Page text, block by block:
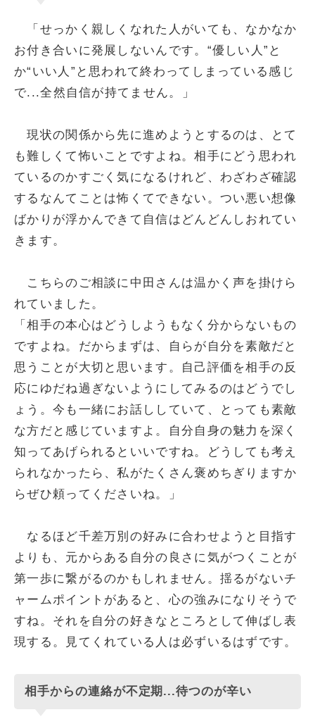
「せっかく親しくなれた人がいても、なかなか
お付き合いに発展しないんです。“優しい人”と
か“いい人”と思われて終わってしまっている感じ
で...全然自信が持てません。」
現状の関係から先に進めようとするのは、とて
も難しくて怖いことですよね。相手にどう思われ
ているのかすごく気になるけれど、わざわざ確認
するなんてことは怖くてできない。つい悪い想像
ばかりが浮かんできて自信はどんどんしおれてい
きます。
こちらのご相談に中田さんは温かく声を掛けら
れていました。
「相手の本心はどうしようもなく分からないもの
ですよね。だからまずは、自らが自分を素敵だと
思うことが大切と思います。自己評価を相手の反
応にゆだね過ぎないようにしてみるのはどうでし
ょう。今も一緒にお話ししていて、とっても素敵
な方だと感じていますよ。自分自身の魅力を深く
知ってあげられるといいですね。どうしても考え
られなかったら、私がたくさん褒めちぎりますか
らぜひ頼ってくださいね。」
なるほど千差万別の好みに合わせようと目指す
よりも、元からある自分の良さに気がつくことが
第一歩に繋がるのかもしれません。揺るがないチ
ャームポイントがあると、心の強みになりそうで
すね。それを自分の好きなところとして伸ばし表
現する。見てくれている人は必ずいるはずです。
相手からの連絡が不定期...待つのが辛い